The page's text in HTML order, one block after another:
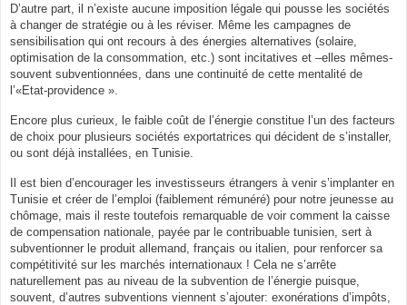
D’autre part, il n’existe aucune imposition légale qui pousse les sociétés
à changer de stratégie ou à les réviser. Même les campagnes de
sensibilisation qui ont recours à des énergies alternatives (solaire,
optimisation de la consommation, etc.) sont incitatives et –elles mêmes-
souvent subventionnées, dans une continuité de cette mentalité de
l’«Etat-providence ».
Encore plus curieux, le faible coût de l’énergie constitue l’un des facteurs
de choix pour plusieurs sociétés exportatrices qui décident de s’installer,
ou sont déjà installées, en Tunisie.
Il est bien d’encourager les investisseurs étrangers à venir s’implanter en
Tunisie et créer de l’emploi (faiblement rémunéré) pour notre jeunesse au
chômage, mais il reste toutefois remarquable de voir comment la caisse
de compensation nationale, payée par le contribuable tunisien, sert à
subventionner le produit allemand, français ou italien, pour renforcer sa
compétitivité sur les marchés internationaux ! Cela ne s’arrête
naturellement pas au niveau de la subvention de l’énergie puisque,
souvent, d’autres subventions viennent s’ajouter: exonérations d’impôts,